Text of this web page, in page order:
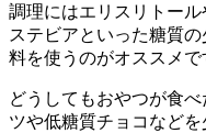
調理にはエリスリトール
ステビアといった糖質
料を使うのがオススメで
どうしてもおやつが食
ツや低糖質チョコなどを